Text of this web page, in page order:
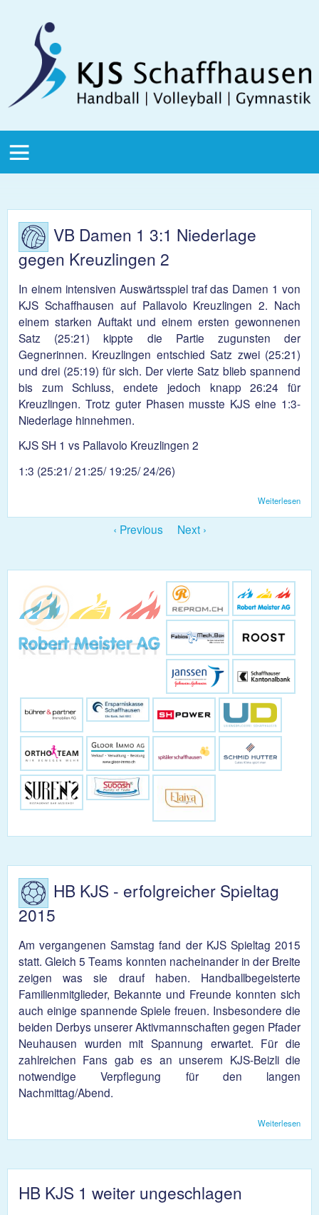
Schaffhausen
Menu
VB Damen 1 3:1 Niederlage
gegen Kreuzlingen 2
In einem intensiven Auswärtsspiel traf das Damen 1 von
KJS Schaffhausen auf Pallavolo Kreuzlingen 2. Nach
einem starken Auftakt und einem ersten gewonnenen
Satz (25:21) kippte die Partie zugunsten der
Gegnerinnen. Kreuzlingen entschied Satz zwei (25:21)
und drei (25:19) für sich. Der vierte Satz blieb spannend
bis zum Schluss, endete jedoch knapp 26:24 für
Kreuzlingen. Trotz guter Phasen musste KJS eine 1:3-
Niederlage hinnehmen.
KJS SH 1 vs Pallavolo Kreuzlingen 2
1:3 (25:21/ 21:25/ 19:25/ 24/26)
Weiterlesen
2
‹ Previous Next ›
HB KJS - erfolgreicher Spieltag
2015
Am vergangenen Samstag fand der KJS Spieltag 2015
statt. Gleich 5 Teams konnten nacheinander in der Breite
zeigen was sie drauf haben. Handballbegeisterte
Familienmitglieder, Bekannte und Freunde konnten sich
auch einige spannende Spiele freuen. Insbesondere die
beiden Derbys unserer Aktivmannschaften gegen Pfader
Neuhausen wurden mit Spannung erwartet. Für die
zahlreichen Fans gab es an unserem KJS-Beizli die
notwendige Verpflegung für den langen
Nachmittag/Abend.
Weiterlesen
2015
HB KJS 1 weiter ungeschlagen